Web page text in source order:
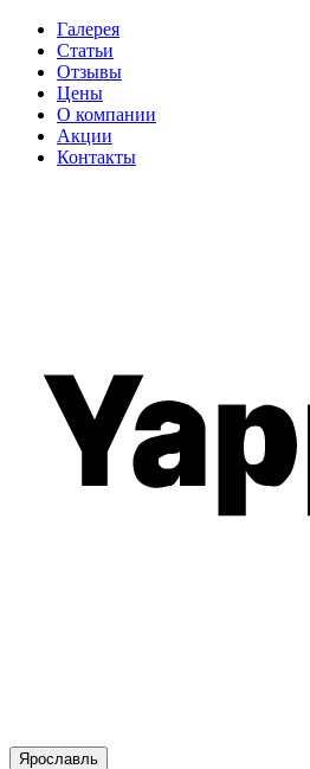
Галерея
Статьи
Отзывы
Цены
О компании
Акции
Контакты
Ярославль